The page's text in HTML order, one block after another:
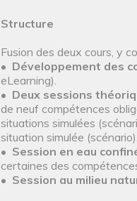
Structure
Fusion des deux cours, y
• Développement des
eLearning).
• Deux sessions
de neuf compétences
situations simulées
situation simulée (scénario).
• Session en eau
certaines des
• Session au milieu